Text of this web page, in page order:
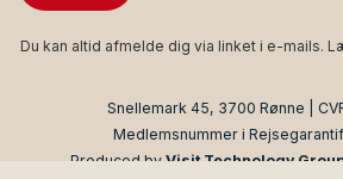
Du kan altid afmelde dig via linket i e-mails.
Snellemark 45, 3700 Rønne | CVR
Medlemsnummer i
Produced by Visit Technology